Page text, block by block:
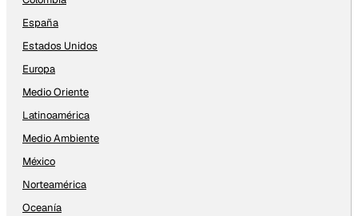
España
Estados Unidos
Europa
Medio Oriente
Latinoamérica
Medio Ambiente
México
Norteamérica
Oceanía